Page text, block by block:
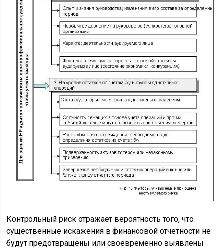
Контрольный риск отражает вероятность того, что
существенные искажения в финансовой отчетности не
будут предотвращены или своевременно выявлены